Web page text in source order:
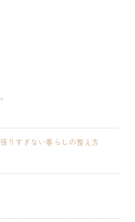
りすぎない暮らしの整え方